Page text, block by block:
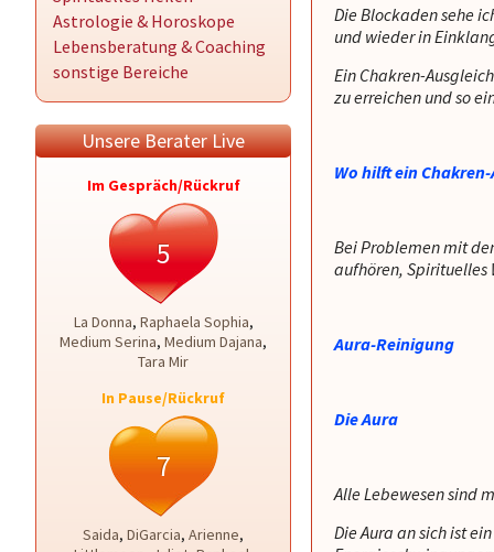
Astrologie & Horoskope
Lebensberatung & Coaching
sonstige Bereiche
Unsere Berater Live
Im Gespräch/Rückruf
5
La Donna, Raphaela Sophia,
Medium Serina, Medium Dajana,
Tara Mir
In Pause/Rückruf
7
Saida, DiGarcia, Arienne,
Die Blockaden sehe
und wieder in
Ein Chakren-
zu erreichen und so
Wo hilft ein
Bei Problemen mit
aufhören, Spirituelles
Aura-Reinigung
Die Aura
Alle Lebewesen sind
Die Aura an sich ist